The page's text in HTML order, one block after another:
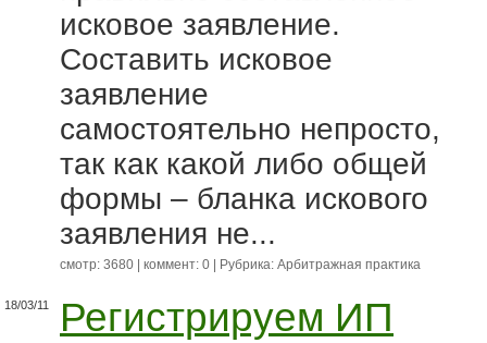
исковое заявление.
Составить исковое
заявление
самостоятельно непросто,
так как какой либо общей
формы – бланка искового
заявления не...
смотр: 3680 | коммент: 0 | Рубрика: Арбитражная практика
18/03/11 Регистрируем ИП